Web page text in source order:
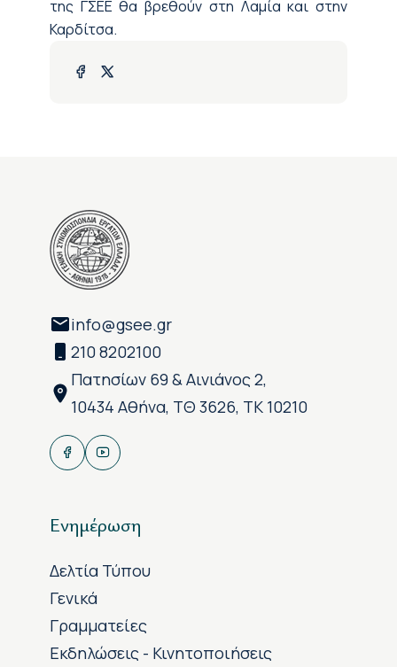
της ΓΣΕΕ θα βρεθούν στη Λαμία και στην
Καρδίτσα.
info@gsee.gr
210 8202100
Πατησίων 69 & Αινιάνος 2,
10434 Αθήνα, ΤΘ 3626, ΤΚ 10210
Ενημέρωση
Δελτία Τύπου
Γενικά
Γραμματείες
Εκδηλώσεις - Κινητοποιήσεις